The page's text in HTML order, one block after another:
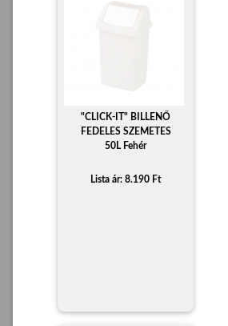
"CLICK-IT" BILLENŐ
FEDELES SZEMETES
50L Fehér
Lista ár: 8.190 Ft